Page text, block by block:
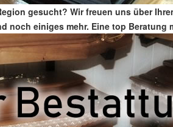
gesucht? Wir freuen uns über
noch einiges mehr. Eine top Beratung